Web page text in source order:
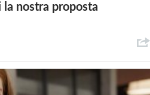
nostra proposta